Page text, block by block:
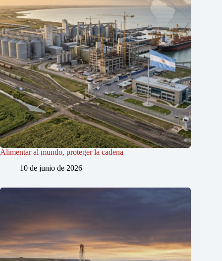
Alimentar al mundo, proteger la cadena
10 de junio de 2026